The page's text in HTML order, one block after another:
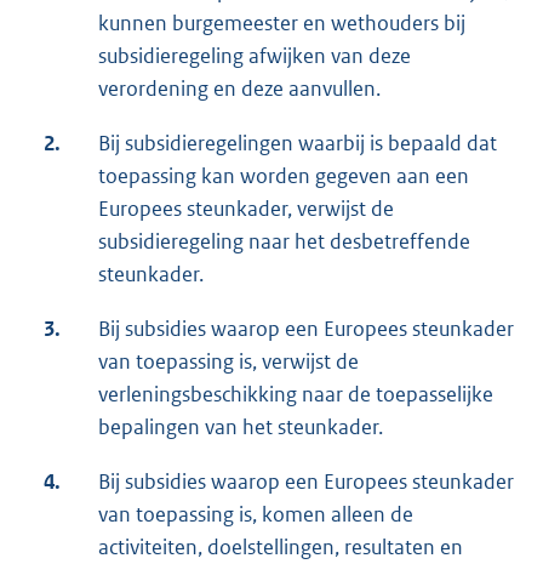
kunnen burgemeester en wethouders bij
subsidieregeling afwijken van deze
verordening en deze aanvullen.
2.
Bij subsidieregelingen waarbij is bepaald dat
toepassing kan worden gegeven aan een
Europees steunkader, verwijst de
subsidieregeling naar het desbetreffende
steunkader.
3.
Bij subsidies waarop een Europees steunkader
van toepassing is, verwijst de
verleningsbeschikking naar de toepasselijke
bepalingen van het steunkader.
4.
Bij subsidies waarop een Europees steunkader
van toepassing is, komen alleen de
activiteiten, doelstellingen, resultaten en